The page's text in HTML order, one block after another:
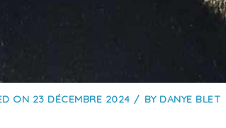
ON 23 DÉCEMBRE 2024 BY DANYE BLET